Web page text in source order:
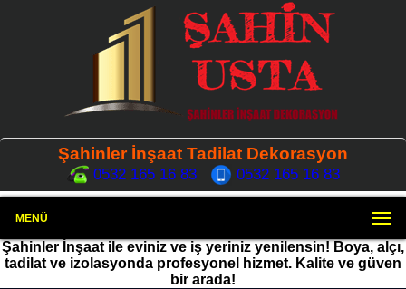
Şahinler İnşaat Tadilat Dekorasyon
0532 165 16 83 0532 165 16 83
MENÜ
Şahinler İnşaat ile eviniz ve iş yeriniz yenilensin! Boya, alçı,
tadilat ve izolasyonda profesyonel hizmet. Kalite ve güven
bir arada!